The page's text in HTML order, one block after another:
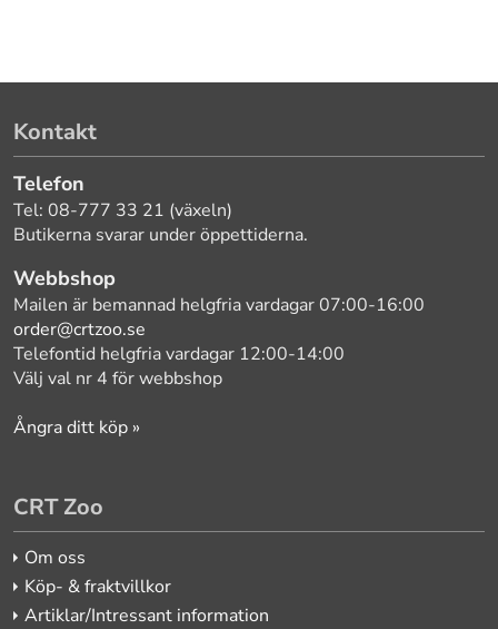
Kontakt
Telefon
Tel: 08-777 33 21 (växeln)
Butikerna svarar under öppettiderna.
Webbshop
Mailen är bemannad helgfria vardagar 07:00-16:00
order@crtzoo.se
Telefontid helgfria vardagar 12:00-14:00
Välj val nr 4 för webbshop
Ångra ditt köp »
CRT Zoo
Om oss
Köp- & fraktvillkor
Artiklar/Intressant information